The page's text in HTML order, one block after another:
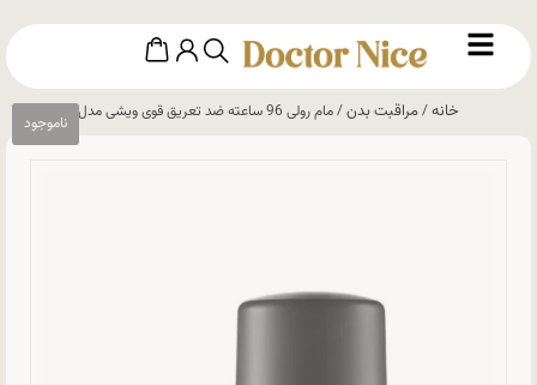
خانه/مراقبت بدن/ مام رولی 96 ساعته ضد تعریق قوی ویشی مدل